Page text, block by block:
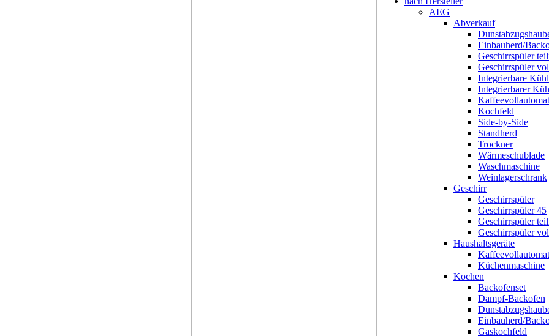
AEG
Abverkauf
Einbauherd/
Geschirrspüler
Geschirrspüler
Integrierbare
Integrierbarer
Kochfeld
Side-by-Side
Standherd
Trockner
Wärmeschublade
Waschmaschine
Weinlagerschrank
Geschirr
Geschirrspüler
Geschirrspüler 45
Geschirrspüler
Geschirrspüler
Haushaltsgeräte
Küchenmaschine
Kochen
Backofenset
Dampf-Backofen
Einbauherd/
Gaskochfeld